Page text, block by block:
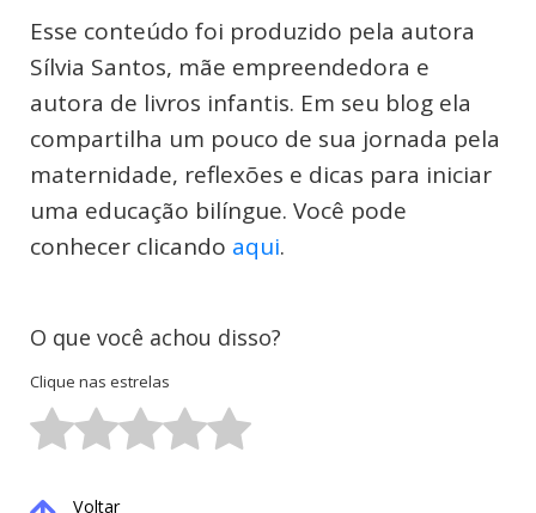
Esse conteúdo foi produzido pela autora
Sílvia Santos, mãe empreendedora e
autora de livros infantis. Em seu blog ela
compartilha um pouco de sua jornada pela
maternidade, reflexões e dicas para iniciar
uma educação bilíngue. Você pode
conhecer clicando aqui.
O que você achou disso?
Clique nas estrelas
Voltar